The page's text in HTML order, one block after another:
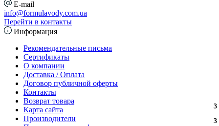
3
3
3
3
3
3
3
3
3
3
4
4
3
3
E-mail
info@formulavody.com.ua
Перейти в контакты
Информация
Рекомендательные письма
Сертификаты
О компании
Доставка / Оплата
Договор публичной оферты
Контакты
Возврат товара
Карта сайта
Производители